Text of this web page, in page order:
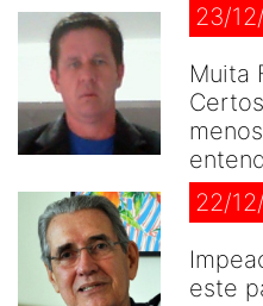
23/
Muita
22/
este